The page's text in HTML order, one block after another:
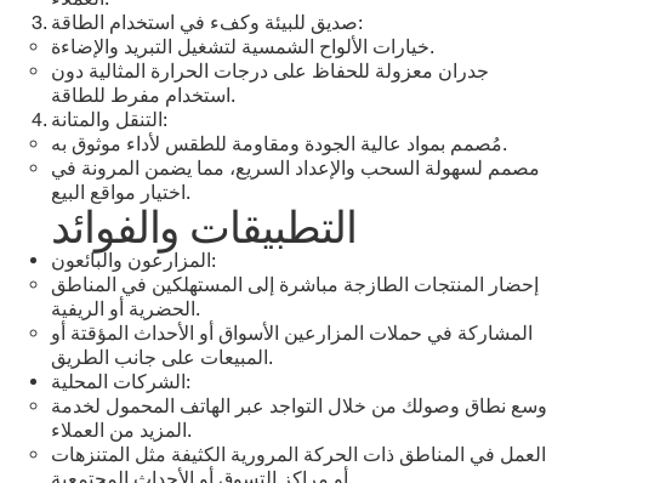
صديق للبيئة وكفء في استخدام الطاقة:
خيارات الألواح الشمسية لتشغيل التبريد والإضاءة.
جدران معزولة للحفاظ على درجات الحرارة المثالية دون
استخدام مفرط للطاقة.
التنقل والمتانة:
مُصمم بمواد عالية الجودة ومقاومة للطقس لأداء موثوق به.
مصمم لسهولة السحب والإعداد السريع، مما يضمن المرونة في
اختيار مواقع البيع.
التطبيقات والفوائد
المزارعون والبائعون:
إحضار المنتجات الطازجة مباشرة إلى المستهلكين في المناطق
الحضرية أو الريفية.
المشاركة في حملات المزارعين الأسواق أو الأحداث المؤقتة أو
المبيعات على جانب الطريق.
الشركات المحلية:
وسع نطاق وصولك من خلال التواجد عبر الهاتف المحمول لخدمة
المزيد من العملاء.
العمل في المناطق ذات الحركة المرورية الكثيفة مثل المتنزهات
أو مراكز التسوق أو الأحداث المجتمعية.